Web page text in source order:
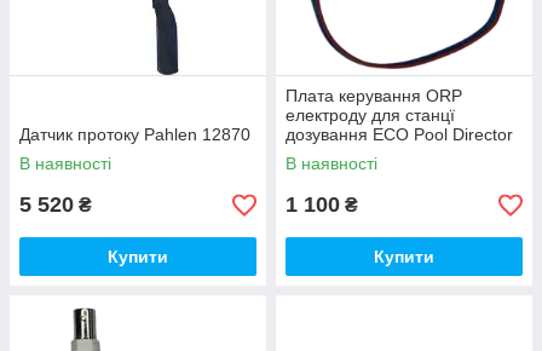
Датчик протоку Pahlen 12870
В наявності
5 520 ₴
Купити
Плата керування ORP
електроду для cтанцї
дозування ECO Pool Director
PG-EB71693
В наявності
1 100 ₴
Купити